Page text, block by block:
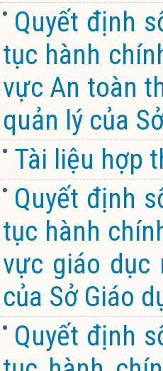
Quyết định
tục hành
vực An toàn
quản lý của
Tài liệu hợp
Quyết định
tục hành
vực giáo dục
của Sở Giáo
Quyết định